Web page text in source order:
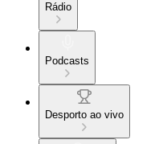
Rádio
Podcasts
Desporto ao vivo